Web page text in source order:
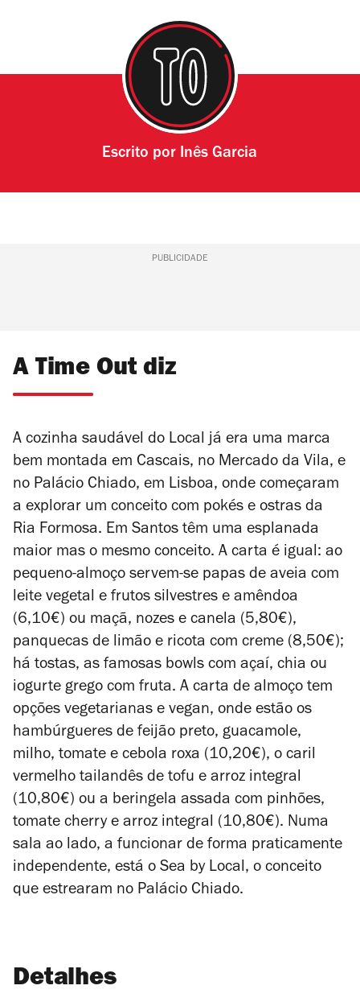
Escrito por Inês Garcia
PUBLICIDADE
A Time Out diz
A cozinha saudável do Local já era uma marca
bem montada em Cascais, no Mercado da Vila, e
no Palácio Chiado, em Lisboa, onde começaram
a explorar um conceito com pokés e ostras da
Ria Formosa. Em Santos têm uma esplanada
maior mas o mesmo conceito. A carta é igual: ao
pequeno-almoço servem-se papas de aveia com
leite vegetal e frutos silvestres e amêndoa
(6,10€) ou maçã, nozes e canela (5,80€),
panquecas de limão e ricota com creme (8,50€);
há tostas, as famosas bowls com açaí, chia ou
iogurte grego com fruta. A carta de almoço tem
opções vegetarianas e vegan, onde estão os
hambúrgueres de feijão preto, guacamole,
milho, tomate e cebola roxa (10,20€), o caril
vermelho tailandês de tofu e arroz integral
(10,80€) ou a beringela assada com pinhões,
tomate cherry e arroz integral (10,80€). Numa
sala ao lado, a funcionar de forma praticamente
independente, está o Sea by Local, o conceito
que estrearam no Palácio Chiado.
Detalhes